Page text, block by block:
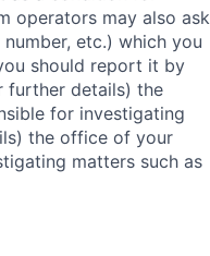
operators may also ask
etc.) which you
should report it by
further details) the
for investigating
the office of your
matters such as